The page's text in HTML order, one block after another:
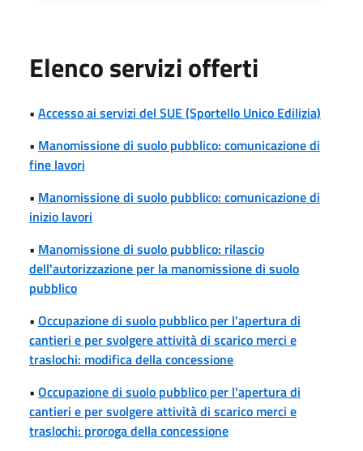
Elenco servizi offerti
• Accesso ai servizi del SUE (Sportello Unico Edilizia)
• Manomissione di suolo pubblico: comunicazione di
fine lavori
• Manomissione di suolo pubblico: comunicazione di
inizio lavori
• Manomissione di suolo pubblico: rilascio
dell'autorizzazione per la manomissione di suolo
pubblico
• Occupazione di suolo pubblico per l'apertura di
cantieri e per svolgere attività di scarico merci e
traslochi: modifica della concessione
• Occupazione di suolo pubblico per l'apertura di
cantieri e per svolgere attività di scarico merci e
traslochi: proroga della concessione